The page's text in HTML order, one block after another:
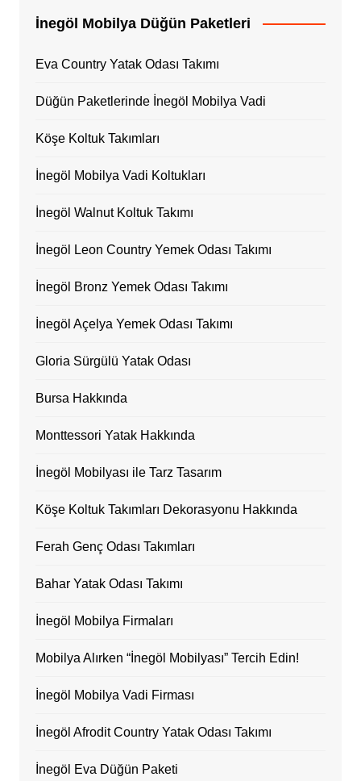
İnegöl Mobilya Düğün Paketleri
Eva Country Yatak Odası Takımı
Düğün Paketlerinde İnegöl Mobilya Vadi
Köşe Koltuk Takımları
İnegöl Mobilya Vadi Koltukları
İnegöl Walnut Koltuk Takımı
İnegöl Leon Country Yemek Odası Takımı
İnegöl Bronz Yemek Odası Takımı
İnegöl Açelya Yemek Odası Takımı
Gloria Sürgülü Yatak Odası
Bursa Hakkında
Monttessori Yatak Hakkında
İnegöl Mobilyası ile Tarz Tasarım
Köşe Koltuk Takımları Dekorasyonu Hakkında
Ferah Genç Odası Takımları
Bahar Yatak Odası Takımı
İnegöl Mobilya Firmaları
Mobilya Alırken “İnegöl Mobilyası” Tercih Edin!
İnegöl Mobilya Vadi Firması
İnegöl Afrodit Country Yatak Odası Takımı
İnegöl Eva Düğün Paketi